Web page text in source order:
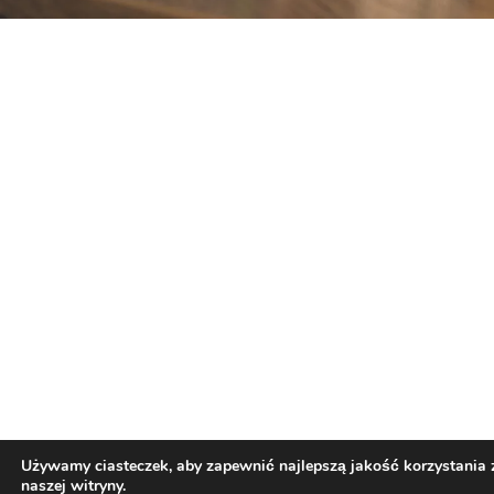
Używamy ciasteczek, aby zapewnić najlepszą jakość korzystania
naszej witryny.